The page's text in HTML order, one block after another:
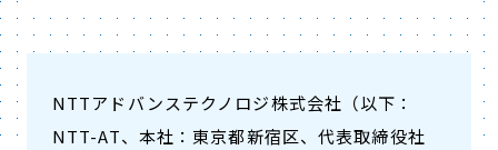
NTTアドバンステクノロジ株式会社（以下：
NTT-AT、本社：東京都新宿区、代表取締役社